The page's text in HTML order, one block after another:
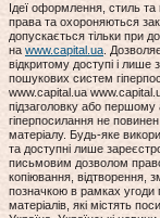
Ідеї оформлення, стиль та
права та охороняються
допускається тільки при
на www.capital.ua.
відкритому доступі і
пошукових систем
www.capital.ua
підзаголовку або
гіперпосилання не
матеріалу. Будь-яке
та доступні лише
письмовим дозволом
копіювання, відтворення,
позначкою в рамках угоди
матеріалів, які містять